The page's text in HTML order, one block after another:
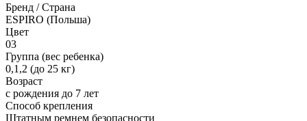
Бренд / Страна
ESPIRO (Польша)
Цвет
03
Группа (вес ребенка)
0,1,2 (до 25 кг)
Возраст
с рождения до 7 лет
Способ крепления
Штатным ремнем безопасности